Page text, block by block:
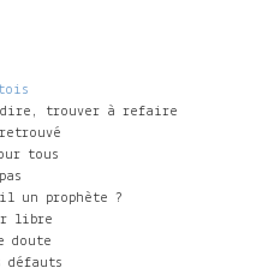
trouver à refaire
tous
un prophète ?
libre
doute
défauts